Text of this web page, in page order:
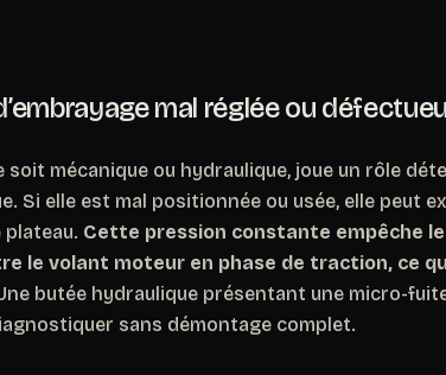
mal réglée ou
soit mécanique ou hydraulique, joue un rôle
Si elle est mal positionnée ou usée, elle peut
Cette pression constante empêche le
le volant moteur en phase de traction, ce
butée hydraulique présentant une micro-
sans démontage complet.